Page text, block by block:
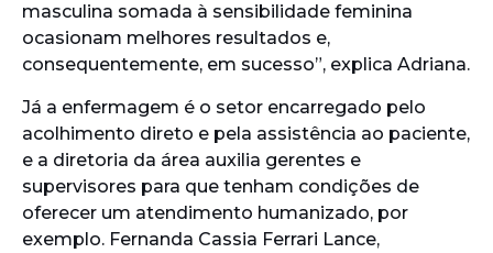
masculina somada à sensibilidade feminina
ocasionam melhores resultados e,
consequentemente, em sucesso”, explica Adriana.
Já a enfermagem é o setor encarregado pelo
acolhimento direto e pela assistência ao paciente,
e a diretoria da área auxilia gerentes e
supervisores para que tenham condições de
oferecer um atendimento humanizado, por
exemplo. Fernanda Cassia Ferrari Lance,